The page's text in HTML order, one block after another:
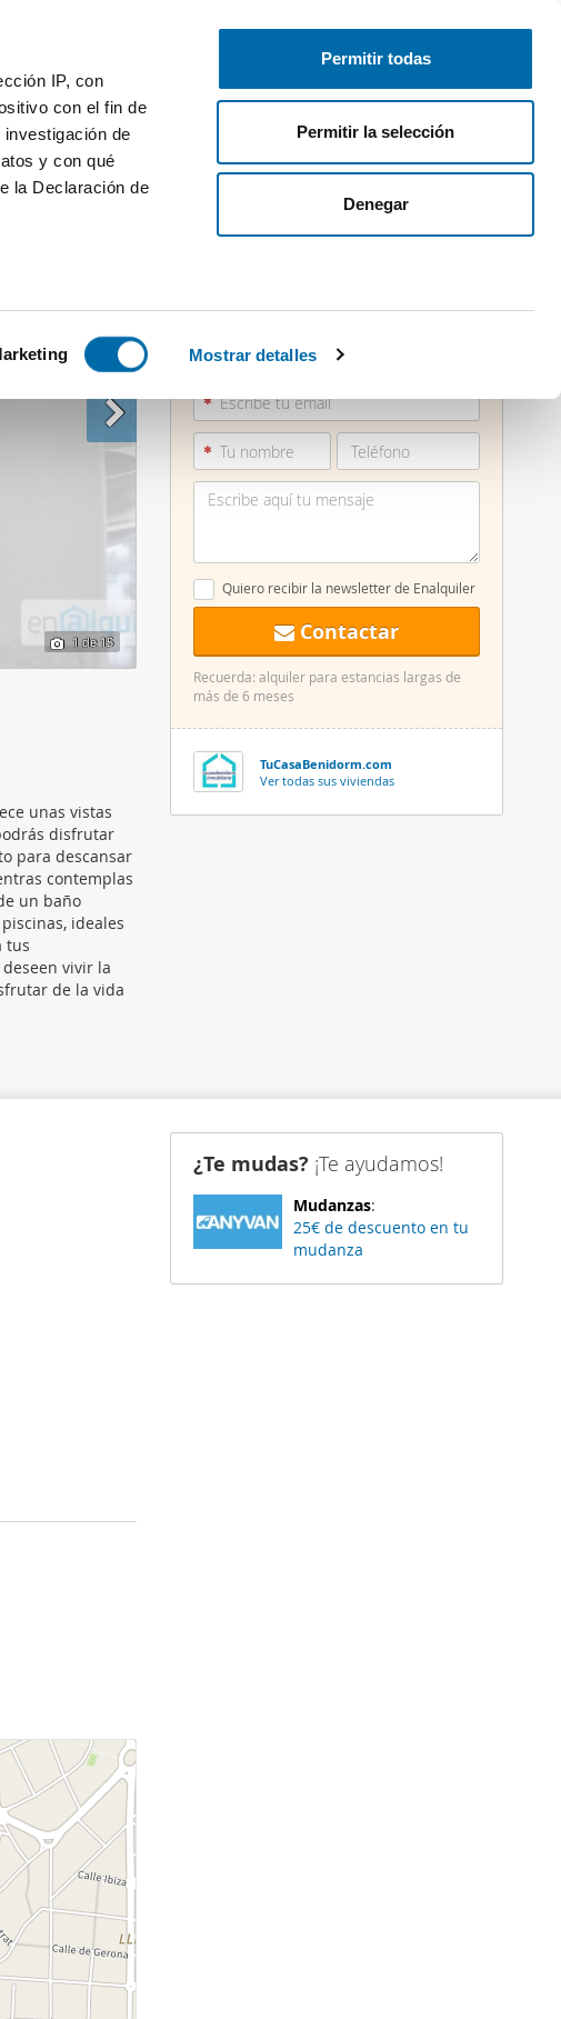
IP, con
con el fin de
de
y con qué
la Declaración de
(huellas
sus
momento
ofrecer funciones
que haga del
pueden
a partir del uso
Mostrar detalles
Permitir todas
Permitir la selección
Denegar
Publica gratis Inicia sesión
1 de 15
865 73... Ver teléfono
Quiero recibir la newsletter de Enalquiler
Contactar
Recuerda: alquiler para estancias largas de
más de 6 meses
TuCasaBenidorm.com
Ver todas sus viviendas
unas vistas
disfrutar
para descansar
contemplas
un baño
ideales
tus
vivir la
de la vida
¿Te mudas? ¡Te ayudamos!
Mudanzas:
25€ de descuento en tu
mudanza